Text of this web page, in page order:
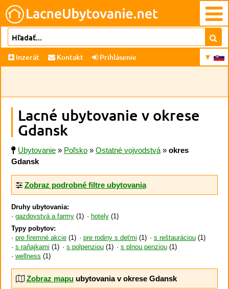
Inzerát Kontakt Prihlásenie
Lacné ubytovanie v okrese
Gdansk
Ubytovanie » Poľsko » Ostatné vojvodstvá » okres
Gdansk
Zobraz podrobné filtre ubytovania
Druhy ubytovania:
gazdovstvá a farmy(1) hotely(1)
Typy pobytov:
pre firemné akcie(1) pre rodiny s deťmi (1) s reštauráciou(1)
s raňajkami (1) s polpenziou(1) s plnou penziou(1)
wellness (1)
Zobraz mapuubytovania v okrese Gdansk